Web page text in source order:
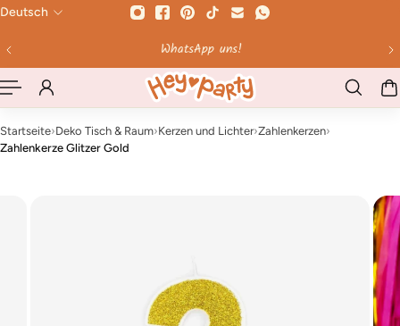
WhatsApp uns! Bis
Deutsch
Startseite›Deko Tisch & Raum›Kerzen und Lichter›Zahlenkerzen›
Zahlenkerze Glitzer Gold